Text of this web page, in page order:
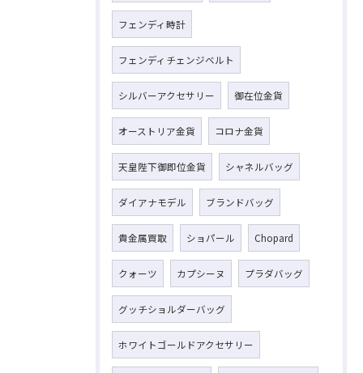
フェンディ時計
フェンディチェンジベルト
シルバーアクセサリー 御在位金貨
オーストリア金貨 コロナ金貨
天皇陛下御即位金貨 シャネルバッグ
ダイアナモデル ブランドバッグ
貴金属買取 ショパール Chopard
クォーツ カプシーヌ プラダバッグ
グッチショルダーバッグ
ホワイトゴールドアクセサリー